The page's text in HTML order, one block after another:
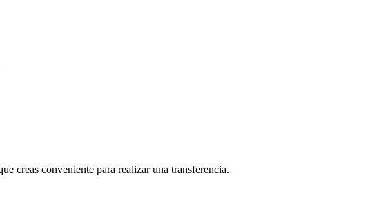
creas conveniente para realizar una transferencia.